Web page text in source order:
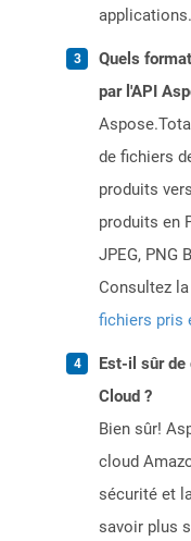
applications.
Quels
par l'API
de fichiers
produits
produits en
JPEG, PNG
Consultez
fichiers pris
Est-il sûr de
Cloud ?
Bien sûr!
cloud
sécurité et
savoir plus